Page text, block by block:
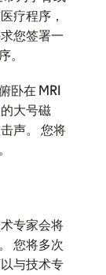
疗程序，
您签署一
。
卧在 MRI
大号磁
声。 您将
专家会将
您将多次
与技术专